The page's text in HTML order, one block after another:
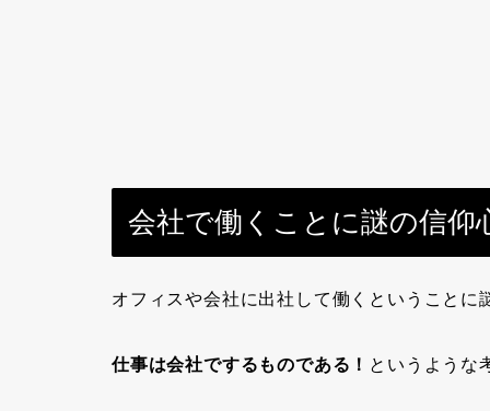
会社で働くことに謎の信仰
オフィスや会社に出社して働くということ
仕事は会社でするものである！ というような